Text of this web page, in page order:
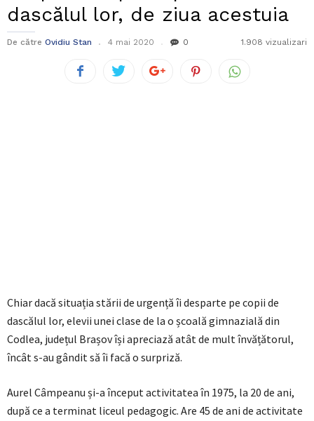
dascălul lor, de ziua acestuia
De către Ovidiu Stan 4 mai 2020 0 1.908 vizualizari
Chiar dacă situația stării de urgență îi desparte pe copii de
dascălul lor, elevii unei clase de la o școală gimnazială din
Codlea, județul Brașov își apreciază atât de mult învățătorul,
încât s-au gândit să îi facă o surpriză.
Aurel Câmpeanu și-a început activitatea în 1975, la 20 de ani,
după ce a terminat liceul pedagogic. Are 45 de ani de activitate